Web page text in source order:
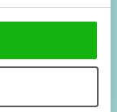
osobních údajů